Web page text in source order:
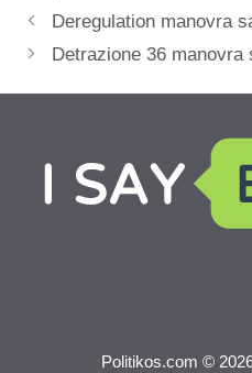
Deregulation manovra
Detrazione 36 manovra
Politikos.com ©